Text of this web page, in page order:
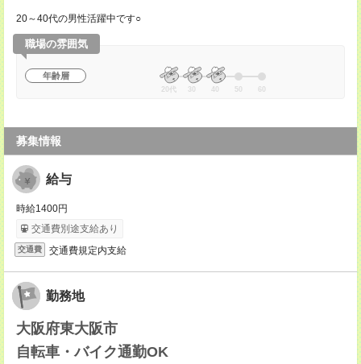
20～40代の男性活躍中です○
職場の雰囲気
年齢層
20代 30 40 50 60
募集情報
給与
時給1400円
交通費別途支給あり
交通費 交通費規定内支給
勤務地
大阪府東大阪市
自転車・バイク通勤OK